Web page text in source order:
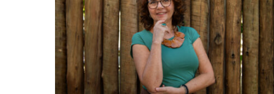
cultura:
um
caminho
de
identidade,
pertencimento